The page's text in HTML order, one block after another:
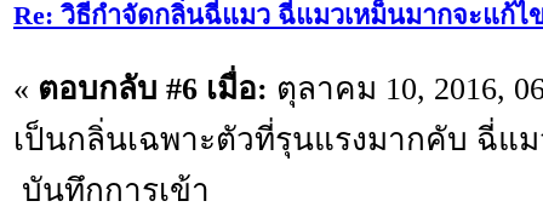
Re: วิธีกำจัดกลิ่นฉี่แมว ฉี่แมวเหม็นมากจะแก้ไ
« ตอบกลับ #6 เมื่อ: ตุลาคม 10, 2016,
เป็นกลิ่นเฉพาะตัวที่รุนแรงมากคับ ฉี่แ
บันทึกการเข้า